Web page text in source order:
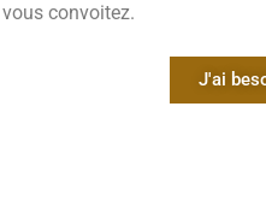
convoitez.
J'ai